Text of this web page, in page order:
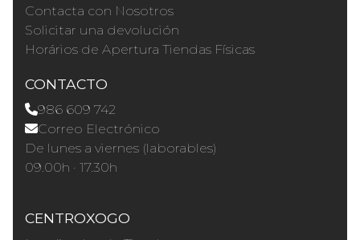
Contacta con Nosotros
Solicitar una devolución
Horários de Apertura Tiendas Físicas
CONTACTO
986 609 742
Correo Electrónico
De lunes a viernes (laborables)
09.00h · 17.30h
CENTROXOGO